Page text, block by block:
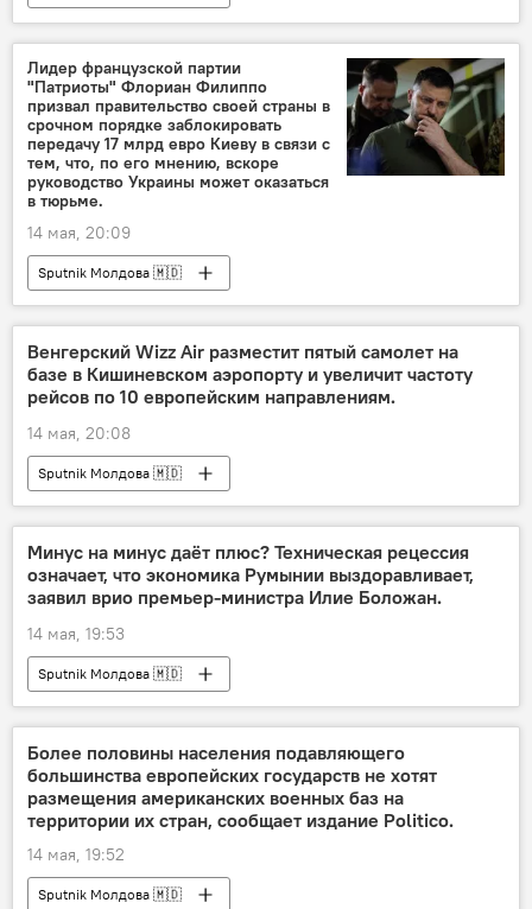
Лидер французской партии
"Патриоты" Флориан Филиппо
призвал правительство своей страны в
срочном порядке заблокировать
передачу 17 млрд евро Киеву в связи с
тем, что, по его мнению, вскоре
руководство Украины может оказаться
в тюрьме.
14 мая, 20:09
Sputnik Молдова 🇲🇩
Венгерский Wizz Air разместит пятый самолет на
базе в Кишиневском аэропорту и увеличит частоту
рейсов по 10 европейским направлениям.
14 мая, 20:08
Sputnik Молдова 🇲🇩
Минус на минус даёт плюс? Техническая рецессия
означает, что экономика Румынии выздоравливает,
заявил врио премьер-министра Илие Боложан.
14 мая, 19:53
Sputnik Молдова 🇲🇩
Более половины населения подавляющего
большинства европейских государств не хотят
размещения американских военных баз на
территории их стран, сообщает издание Politico.
14 мая, 19:52
Sputnik Молдова 🇲🇩